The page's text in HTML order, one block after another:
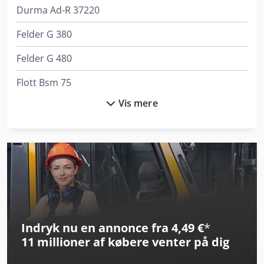
producent – uden ansvar!)
Durma Ad-R 37220
Felder G 380
Felder G 480
Flott Bsm 75
Graule As 450
Haas Tl-2
Haas Vf-2
Haas Vf-4
Vis mere
Indryk nu en annonce fra 4,49 €*
11 millioner af købere venter på dig